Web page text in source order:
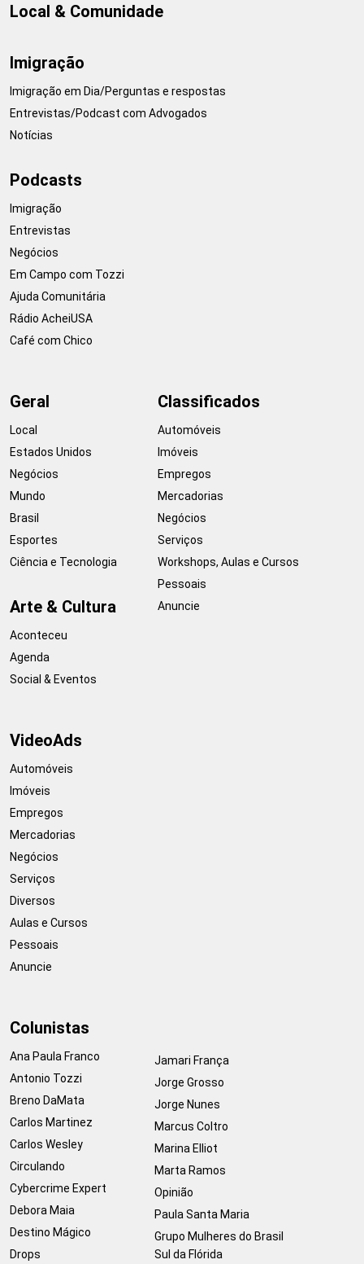
Local & Comunidade
Imigração
Imigração em Dia/Perguntas e respostas
Entrevistas/Podcast com Advogados
Notícias
Podcasts
Imigração
Entrevistas
Negócios
Em Campo com Tozzi
Ajuda Comunitária
Rádio AcheiUSA
Café com Chico
Geral
Local
Estados Unidos
Negócios
Mundo
Brasil
Esportes
Ciência e Tecnologia
Arte & Cultura
Aconteceu
Agenda
Social & Eventos
Classificados
Automóveis
Imóveis
Empregos
Mercadorias
Negócios
Serviços
Workshops, Aulas e Cursos
Pessoais
Anuncie
VideoAds
Automóveis
Imóveis
Empregos
Mercadorias
Negócios
Serviços
Diversos
Aulas e Cursos
Pessoais
Anuncie
Colunistas
Ana Paula Franco
Antonio Tozzi
Breno DaMata
Carlos Martinez
Carlos Wesley
Circulando
Cybercrime Expert
Debora Maia
Destino Mágico
Drops
Jamari França
Jorge Grosso
Jorge Nunes
Marcus Coltro
Marina Elliot
Marta Ramos
Opinião
Paula Santa Maria
Grupo Mulheres do Brasil
Sul da Flórida